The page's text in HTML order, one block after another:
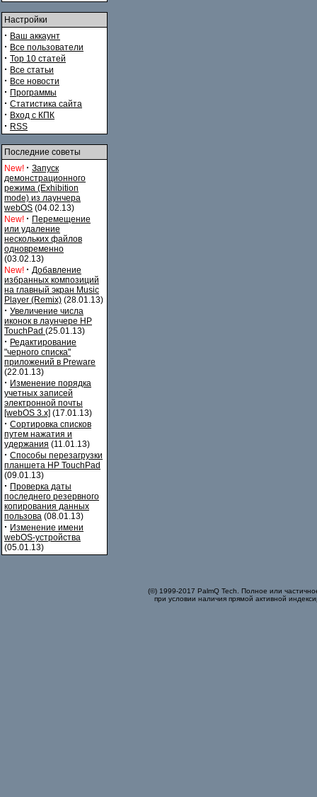
Настройки
· Ваш аккаунт
· Все пользователи
· Top 10 статей
· Все статьи
· Все новости
· Программы
· Статистика сайта
· Вход с КПК
· RSS
Последние советы
New! · Запуск
демонстрационного
режима (Exhibition
mode) из лаунчера
webOS (04.02.13)
New! · Перемещение
или удаление
нескольких файлов
одновременно
(03.02.13)
New! · Добавление
избранных композиций
на главный экран Music
Player (Remix) (28.01.13)
· Увеличение числа
иконок в лаунчере HP
TouchPad (25.01.13)
· Редактирование
"черного списка"
приложений в Preware
(22.01.13)
· Изменение порядка
учетных записей
электронной почты
[webOS 3.x] (17.01.13)
· Сортировка списков
путем нажатия и
удержания (11.01.13)
· Способы перезагрузки
планшета HP TouchPad
(09.01.13)
· Проверка даты
последнего резервного
копирования данных
пользова (08.01.13)
· Изменение имени
webOS-устройства
(05.01.13)
(©) 1999-2017 PalmQ Tech. Полное или
при условии наличия прямой активной